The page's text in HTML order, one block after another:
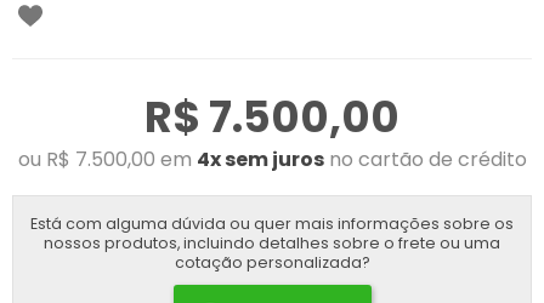
R$ 7.500,00
ou R$ 7.500,00 em 4x sem jurosno cartão de crédito
Está com alguma dúvida ou quer mais informações sobre os
nossos produtos, incluindo detalhes sobre o frete ou uma
cotação personalizada?